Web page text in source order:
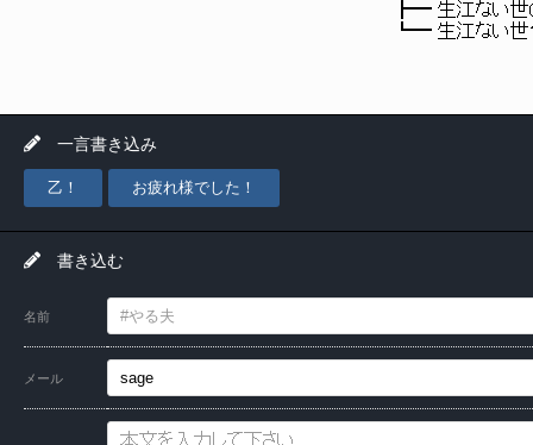
┣━ 生江ない世07（近接武器）
┗━ 生江ない世11（別衣装）
一言書き込み
乙！ お疲れ様でした！
書き込む
名前
メール